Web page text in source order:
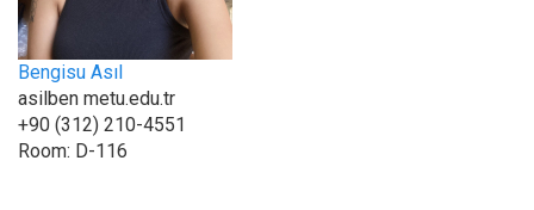
Bengisu Asıl
asilben metu.edu.tr
+90 (312) 210-4551
Room: D-116